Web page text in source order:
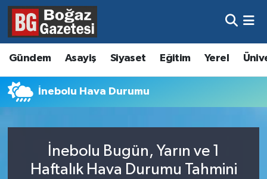
Gündem Asayiş Siyaset Eğitim Yerel
İnebolu Hava Durumu
İnebolu Bugün, Yarın ve 1
Haftalık Hava Durumu Tahmini
Asayiş
Eğitim
Ekonomi
Kültür ve Sanat
Hava Durumu
Trafik Durumu
Süper Lig Puan Durumu ve Fikstür
Son Dakika Haberleri